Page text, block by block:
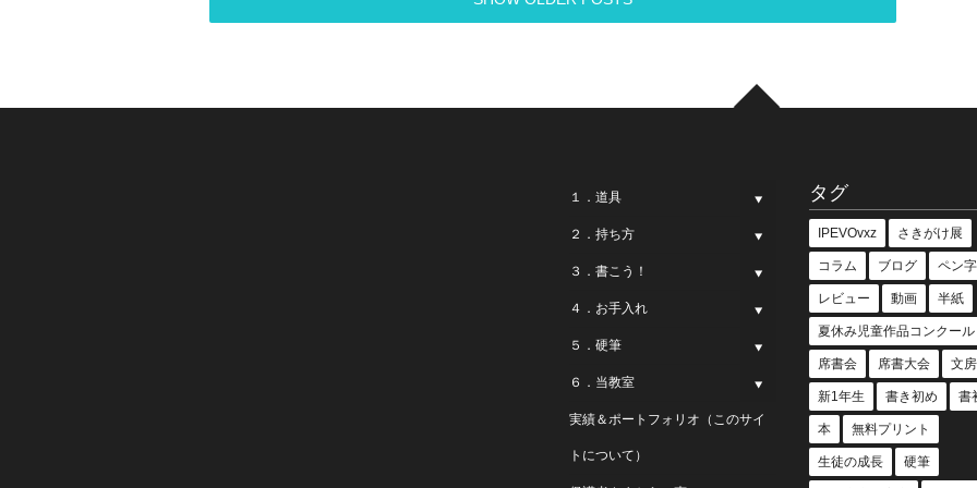
１．道具
２．持ち方
３．書こう！
４．お手入れ
５．硬筆
６．当教室
実績＆ポートフォリオ（このサイ
トについて）
タグ
IPEVOvxz さきがけ展
コラム ブログ ペン字
レビュー 動画 半紙
夏休み児童作品コンクール
席書会 席書大会 文
新1年生 書き初め 書
本 無料プリント
生徒の成長 硬筆